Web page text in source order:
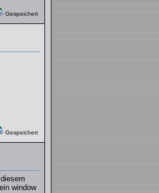
Gespeichert
Gespeichert
window